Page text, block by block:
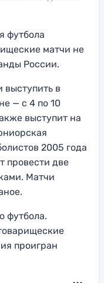
футбола
матчи не
России.
в
— с 4 по 10
выступит на
2005 года
провести две
Матчи
футбола.
проигран